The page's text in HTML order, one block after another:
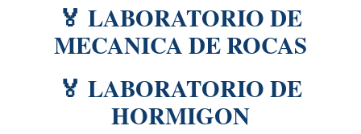
🏅 LABORATORIO DE
MECANICA DE ROCAS
🏅 LABORATORIO DE
HORMIGON